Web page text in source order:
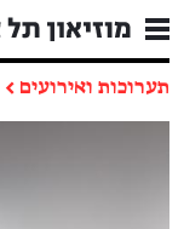
תערוכות ואירועים ←